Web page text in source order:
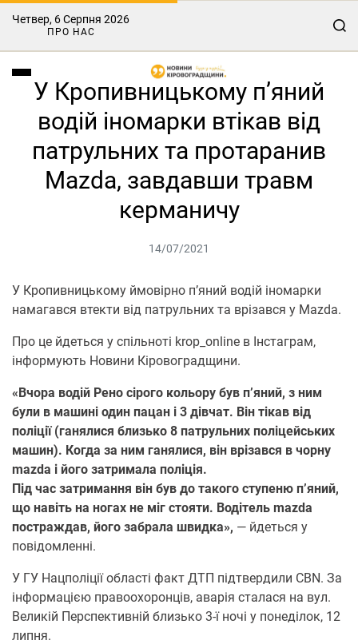
Четвер, 6 Серпня 2026
ПРО НАС
У Кропивницькому п’яний
водій іномарки втікав від
патрульних та протаранив
Mazda, завдавши травм
керманичу
14/07/2021
У Кропивницькому ймовірно п’яний водій іномарки
намагався втекти від патрульних та врізався у Mazda.
Про це йдеться у спільноті krop_online в Інстаграм,
інформують Нoвини Кірoвoградщини.
«Вчора водій Рено сірого кольору був п’яний, з ним
були в машині один пацан і 3 дівчат. Він тікав від
поліції (ганялися близько 8 патрульних поліцейських
машин). Когда за ним ганялися, він врізався в чорну
mazda і його затримала поліція.
Під час затримання він був до такого ступеню п’яний,
що навіть на ногах не міг стояти. Водітель mazda
постраждав, його забрала швидка», — йдеться у
повідомленні.
У ГУ Нацполіції області факт ДТП підтвердили CBN. За
інформацією правоохоронців, аварія сталася на вул.
Великій Перспективній близько 3-ї ночі у понеділок, 12
липня.